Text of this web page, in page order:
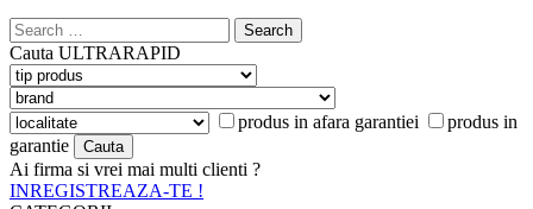
Search
for:
Cauta ULTRARAPID
produs in afara garantiei
produs in
garantie
Ai firma si vrei mai multi clienti ?
INREGISTREAZA-TE !